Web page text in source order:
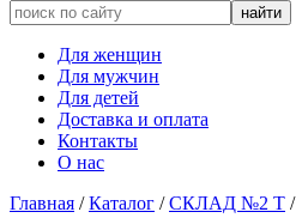
Для женщин
Для мужчин
Для детей
Доставка и оплата
Контакты
О нас
Главная /Каталог /СКЛАД №2 Т /